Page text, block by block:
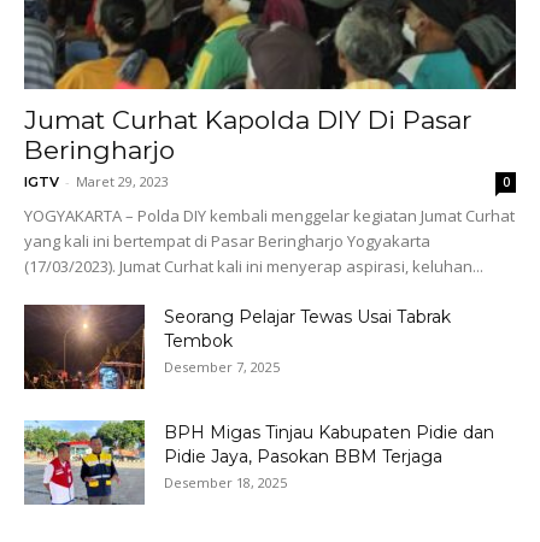
Jumat Curhat Kapolda DIY Di Pasar
Beringharjo
IGTV - Maret 29, 2023 0
YOGYAKARTA – Polda DIY kembali menggelar kegiatan Jumat Curhat
yang kali ini bertempat di Pasar Beringharjo Yogyakarta
(17/03/2023). Jumat Curhat kali ini menyerap aspirasi, keluhan...
Seorang Pelajar Tewas Usai Tabrak
Tembok
Desember 7, 2025
BPH Migas Tinjau Kabupaten Pidie dan
Pidie Jaya, Pasokan BBM Terjaga
Desember 18, 2025